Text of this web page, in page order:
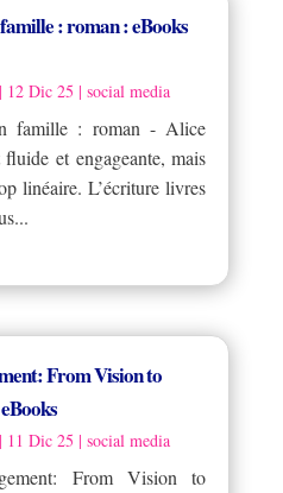
: roman : eBooks
12 Dic 25 | social media
famille : roman - Alice
et engageante, mais
linéaire. L’écriture livres
From Vision to
11 Dic 25 | social media
From Vision to